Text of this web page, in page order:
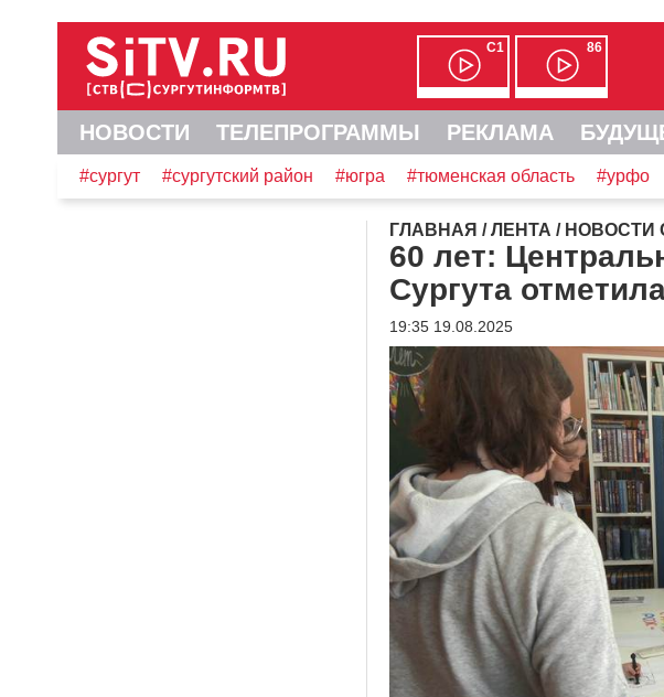
С1 86
НОВОСТИ ТЕЛЕПРОГРАММЫ РЕКЛАМА
#сургут #сургутский район #югра #тюменская область #урфо
ГЛАВНАЯ /ЛЕНТА / НОВОСТИ
60 лет:
Сургута
19:35 19.08.2025
Видеоплеер